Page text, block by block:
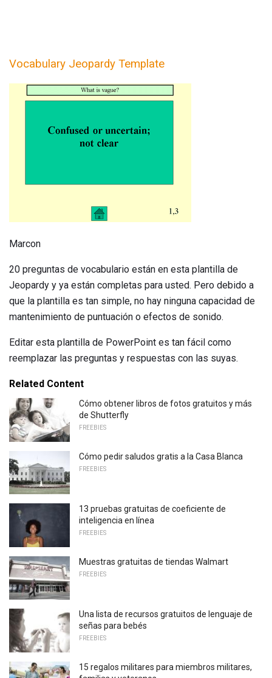
Vocabulary Jeopardy Template
Marcon
20 preguntas de vocabulario están en esta plantilla de
Jeopardy y ya están completas para usted. Pero debido a
que la plantilla es tan simple, no hay ninguna capacidad de
mantenimiento de puntuación o efectos de sonido.
Editar esta plantilla de PowerPoint es tan fácil como
reemplazar las preguntas y respuestas con las suyas.
Related Content
Cómo obtener libros de fotos gratuitos y más
de Shutterfly
FREEBIES
Cómo pedir saludos gratis a la Casa Blanca
FREEBIES
13 pruebas gratuitas de coeficiente de
inteligencia en línea
FREEBIES
Muestras gratuitas de tiendas Walmart
FREEBIES
Una lista de recursos gratuitos de lenguaje de
señas para bebés
FREEBIES
15 regalos militares para miembros militares,